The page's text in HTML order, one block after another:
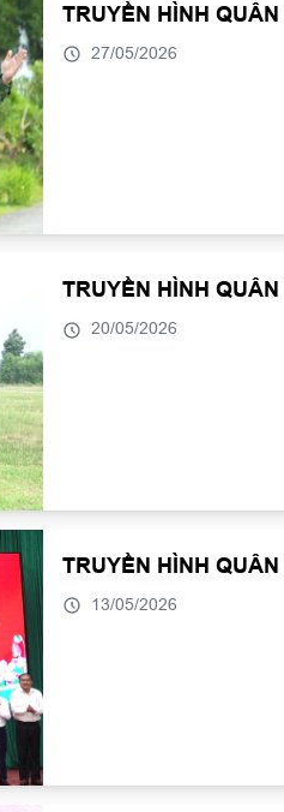
TRUYỀN HÌNH
27/05/2026
TRUYỀN HÌNH
20/05/2026
TRUYỀN HÌNH
13/05/2026